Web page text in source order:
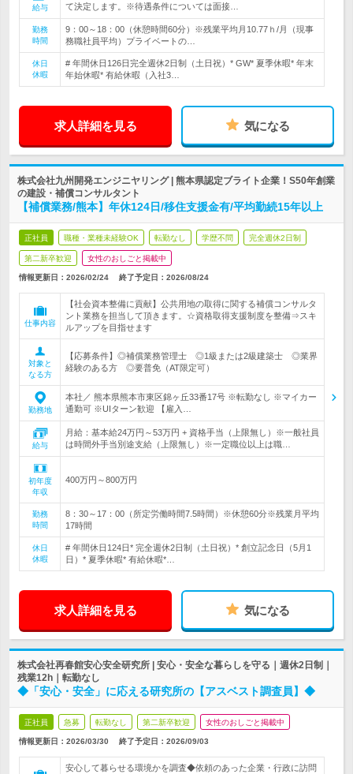
給与
て決定します。※待遇条件については面接…
勤務
時間
9：00～18：00（休憩時間60分）※残業平均月10.77ｈ/月（現事
務職社員平均）プライベートの…
休日
休暇
# 年間休日126日完全週休2日制（土日祝）* GW* 夏季休暇* 年末
年始休暇* 有給休暇（入社3…
求人詳細を見る 気になる
株式会社九州開発エンジニヤリング | 熊本県認定ブライト企業！S50年創業
の建設・補償コンサルタント
【補償業務/熊本】年休124日/移住支援金有/平均勤続15年以上
正社員 職種・業種未経験OK 転勤なし 学歴不問 完全週休2日制
第二新卒歓迎 女性のおしごと掲載中
情報更新日：2026/02/24 終了予定日： 2026/08/24
仕事内容
【社会資本整備に貢献】公共用地の取得に関する補償コンサルタ
ント業務を担当して頂きます。☆資格取得支援制度を整備⇒スキ
ルアップを目指せます
対象と
なる方
【応募条件】◎補償業務管理士 ◎1級または2級建築士 ◎業界
経験のある方 ◎要普免（AT限定可）
勤務地
本社／ 熊本県熊本市東区錦ヶ丘33番17号 ※転勤なし ※マイカー
通勤可 ※UIターン歓迎 【雇入…
給与
月給：基本給24万円～53万円 + 資格手当（上限無し）※一般社員
は時間外手当別途支給（上限無し）※一定職位以上は職…
初年度
年収
400万円～800万円
勤務
時間
8：30～17：00（所定労働時間7.5時間）※休憩60分※残業月平均
17時間
休日
休暇
# 年間休日124日* 完全週休2日制（土日祝）* 創立記念日（5月1
日）* 夏季休暇* 有給休暇*…
求人詳細を見る 気になる
株式会社再春館安心安全研究所 | 安心・安全な暮らしを守る｜週休2日制｜
残業12h｜転勤なし
◆「安心・安全」に応える研究所の【アスベスト調査員】◆
正社員 急募 転勤なし 第二新卒歓迎 女性のおしごと掲載中
情報更新日：2026/03/30 終了予定日： 2026/09/03
安心して暮らせる環境かを調査◆依頼のあった企業・行政に訪問